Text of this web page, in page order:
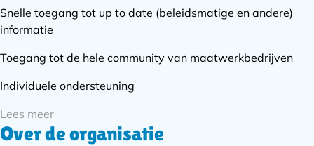
Snelle toegang tot up to date (beleidsmatige en andere)
informatie
Toegang tot de hele community van maatwerkbedrijven
Individuele ondersteuning
Lees meer
Over de organisatie